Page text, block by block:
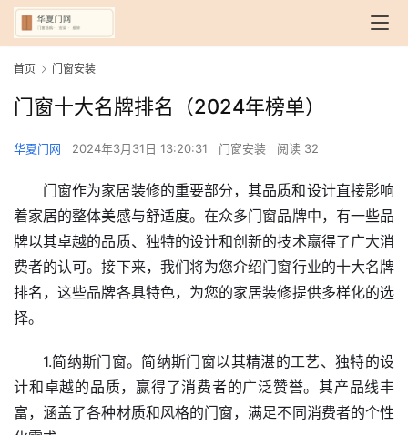
首页 门窗安装
门窗十大名牌排名（2024年榜单）
华夏门网 2024年3月31日 13:20:31 门窗安装 阅读 32
门窗作为家居装修的重要部分，其品质和设计直接影响
着家居的整体美感与舒适度。在众多门窗品牌中，有一些品
牌以其卓越的品质、独特的设计和创新的技术赢得了广大消
费者的认可。接下来，我们将为您介绍门窗行业的十大名牌
排名，这些品牌各具特色，为您的家居装修提供多样化的选
择。
1.简纳斯门窗。简纳斯门窗以其精湛的工艺、独特的设
计和卓越的品质，赢得了消费者的广泛赞誉。其产品线丰
富，涵盖了各种材质和风格的门窗，满足不同消费者的个性